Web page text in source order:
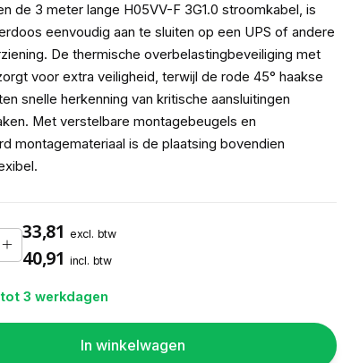
de 3 meter lange H05VV-F 3G1.0 stroomkabel, is
eenvoudig aan te sluiten op een UPS of andere
De thermische overbelastingbeveiliging met
voor extra veiligheid, terwijl de rode 45° haakse
snelle herkenning van kritische aansluitingen
Met verstelbare montagebeugels en
montagemateriaal is de plaatsing bovendien
33,81 excl. btw
40,91 incl. btw
3 werkdagen
In winkelwagen